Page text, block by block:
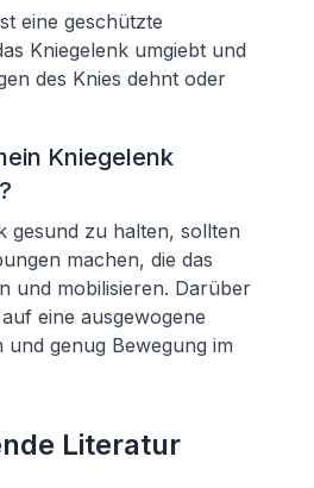
eine geschützte
Kniegelenk umgiebt und
des Knies dehnt oder
Kniegelenk
gesund zu halten, sollten
machen, die das
und mobilisieren. Darüber
eine ausgewogene
genug Bewegung im
Literatur